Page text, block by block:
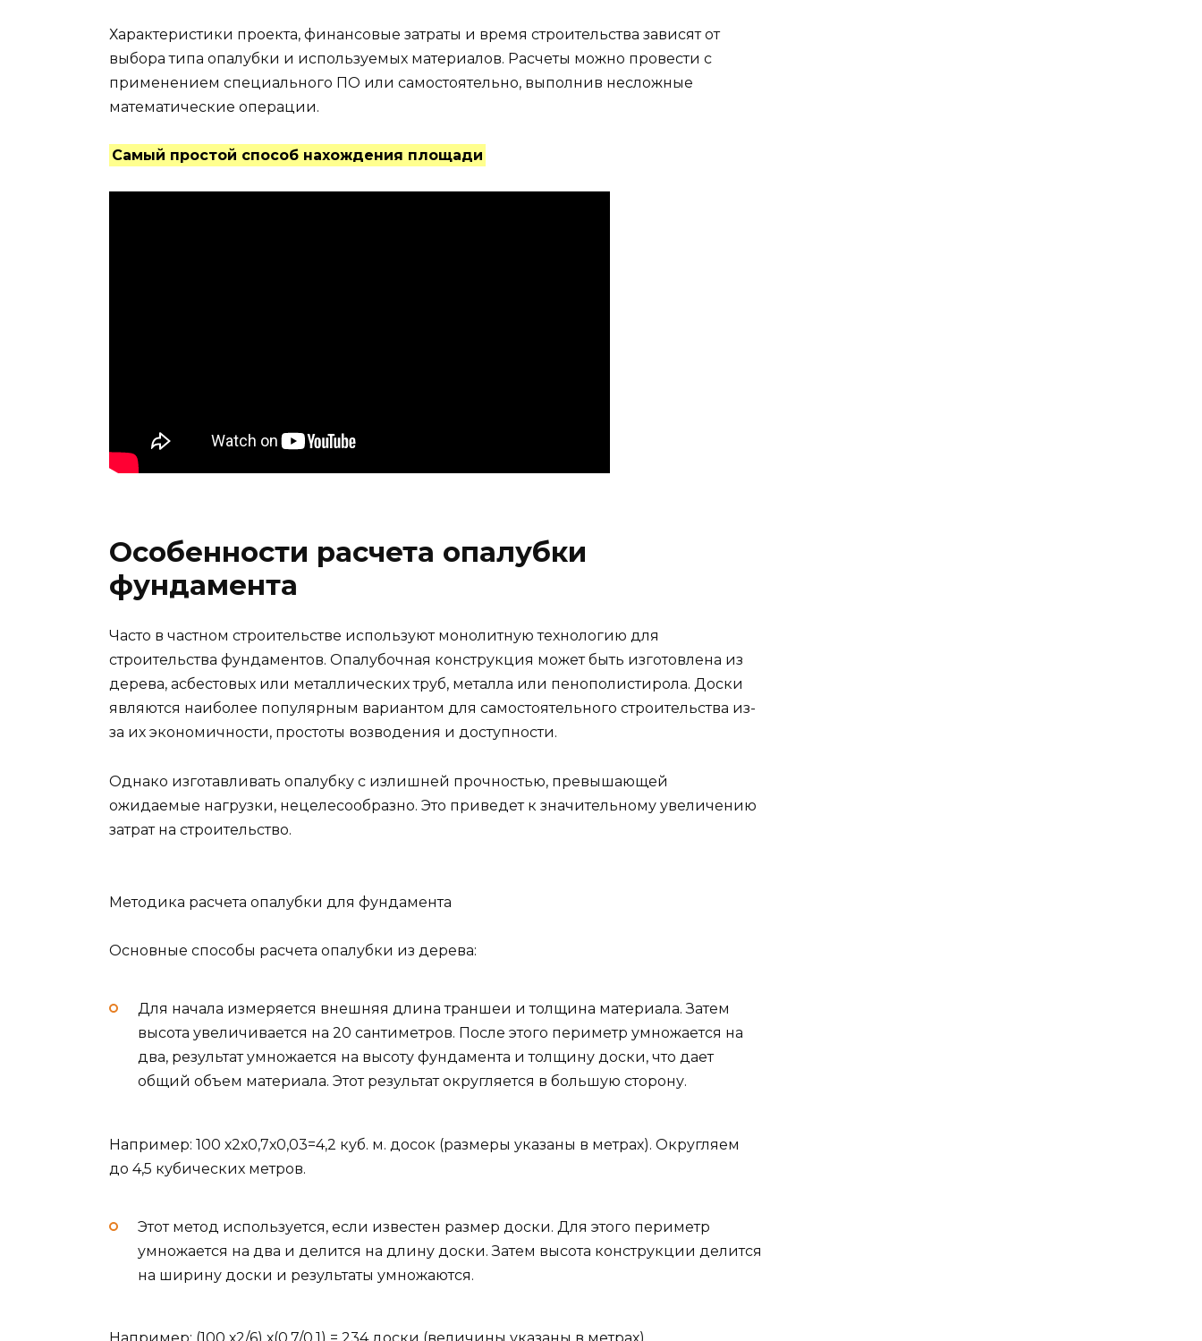
Характеристики проекта, финансовые затраты и время строительства зависят от
выбора типа опалубки и используемых материалов. Расчеты можно провести с
применением специального ПО или самостоятельно, выполнив несложные
математические операции.
Самый простой способ нахождения площади
Особенности расчета опалубки
фундамента
Часто в частном строительстве используют монолитную технологию для
строительства фундаментов. Опалубочная конструкция может быть изготовлена из
дерева, асбестовых или металлических труб, металла или пенополистирола. Доски
являются наиболее популярным вариантом для самостоятельного строительства из-
за их экономичности, простоты возводения и доступности.
Однако изготавливать опалубку с излишней прочностью, превышающей
ожидаемые нагрузки, нецелесообразно. Это приведет к значительному увеличению
затрат на строительство.
Методика расчета опалубки для фундамента
Основные способы расчета опалубки из дерева:
Для начала измеряется внешняя длина траншеи и толщина материала. Затем
высота увеличивается на 20 сантиметров. После этого периметр умножается на
два, результат умножается на высоту фундамента и толщину доски, что дает
общий объем материала. Этот результат округляется в большую сторону.
Например: 100 х2х0,7х0,03=4,2 куб. м. досок (размеры указаны в метрах). Округляем
до 4,5 кубических метров.
Этот метод используется, если известен размер доски. Для этого периметр
умножается на два и делится на длину доски. Затем высота конструкции делится
на ширину доски и результаты умножаются.